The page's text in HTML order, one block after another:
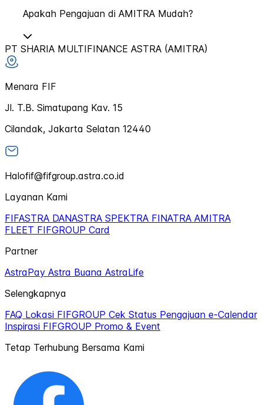
Apakah Pengajuan di AMITRA Mudah?
PT SHARIA MULTIFINANCE ASTRA (AMITRA)
Menara FIF
Jl. T.B. Simatupang Kav. 15
Cilandak, Jakarta Selatan 12440
Halofif@fifgroup.astra.co.id
Layanan Kami
FIFASTRA DANASTRA SPEKTRA FINATRA AMITRA
FLEET FIFGROUP Card
Partner
AstraPay Astra Buana AstraLife
Selengkapnya
FAQ Lokasi FIFGROUP Cek Status Pengajuan e-Calendar
Inspirasi FIFGROUP Promo & Event
Tetap Terhubung Bersama Kami